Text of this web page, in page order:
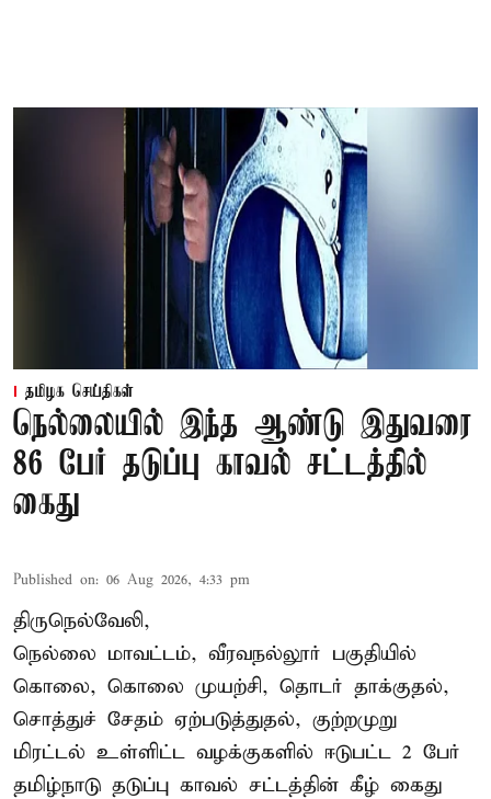
தமிழக செய்திகள்
நெல்லையில் இந்த ஆண்டு இதுவரை
86 பேர் தடுப்பு காவல் சட்டத்தில்
கைது
Published on: 06 Aug 2026, 4:33 pm
திருநெல்வேலி,
நெல்லை மாவட்டம், வீரவநல்லூர் பகுதியில்
கொலை, கொலை முயற்சி, தொடர் தாக்குதல்,
சொத்துச் சேதம் ஏற்படுத்துதல், குற்றமுறு
மிரட்டல் உள்ளிட்ட வழக்குகளில் ஈடுபட்ட 2 பேர்
தமிழ்நாடு தடுப்பு காவல் சட்டத்தின் கீழ் கைது